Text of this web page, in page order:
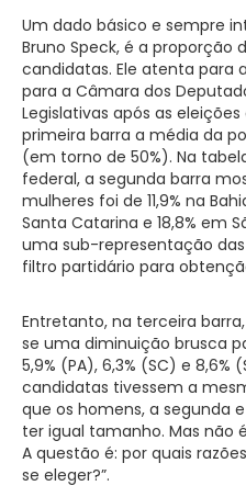
Um dado básico e sempre
Bruno Speck, é a proporção
candidatas. Ele atenta para
para a Câmara dos
Legislativas após as
primeira barra a média da
(em torno de 50%). Na
federal, a segunda barra
mulheres foi de 11,9% na
Santa Catarina e 18,8% em
uma sub-representação
filtro partidário para
Entretanto, na terceira
se uma diminuição brusca
5,9% (PA), 6,3% (SC) e 8,6%
candidatas tivessem a
que os homens, a segunda
ter igual tamanho. Mas não
A questão é: por quais
se eleger?”.